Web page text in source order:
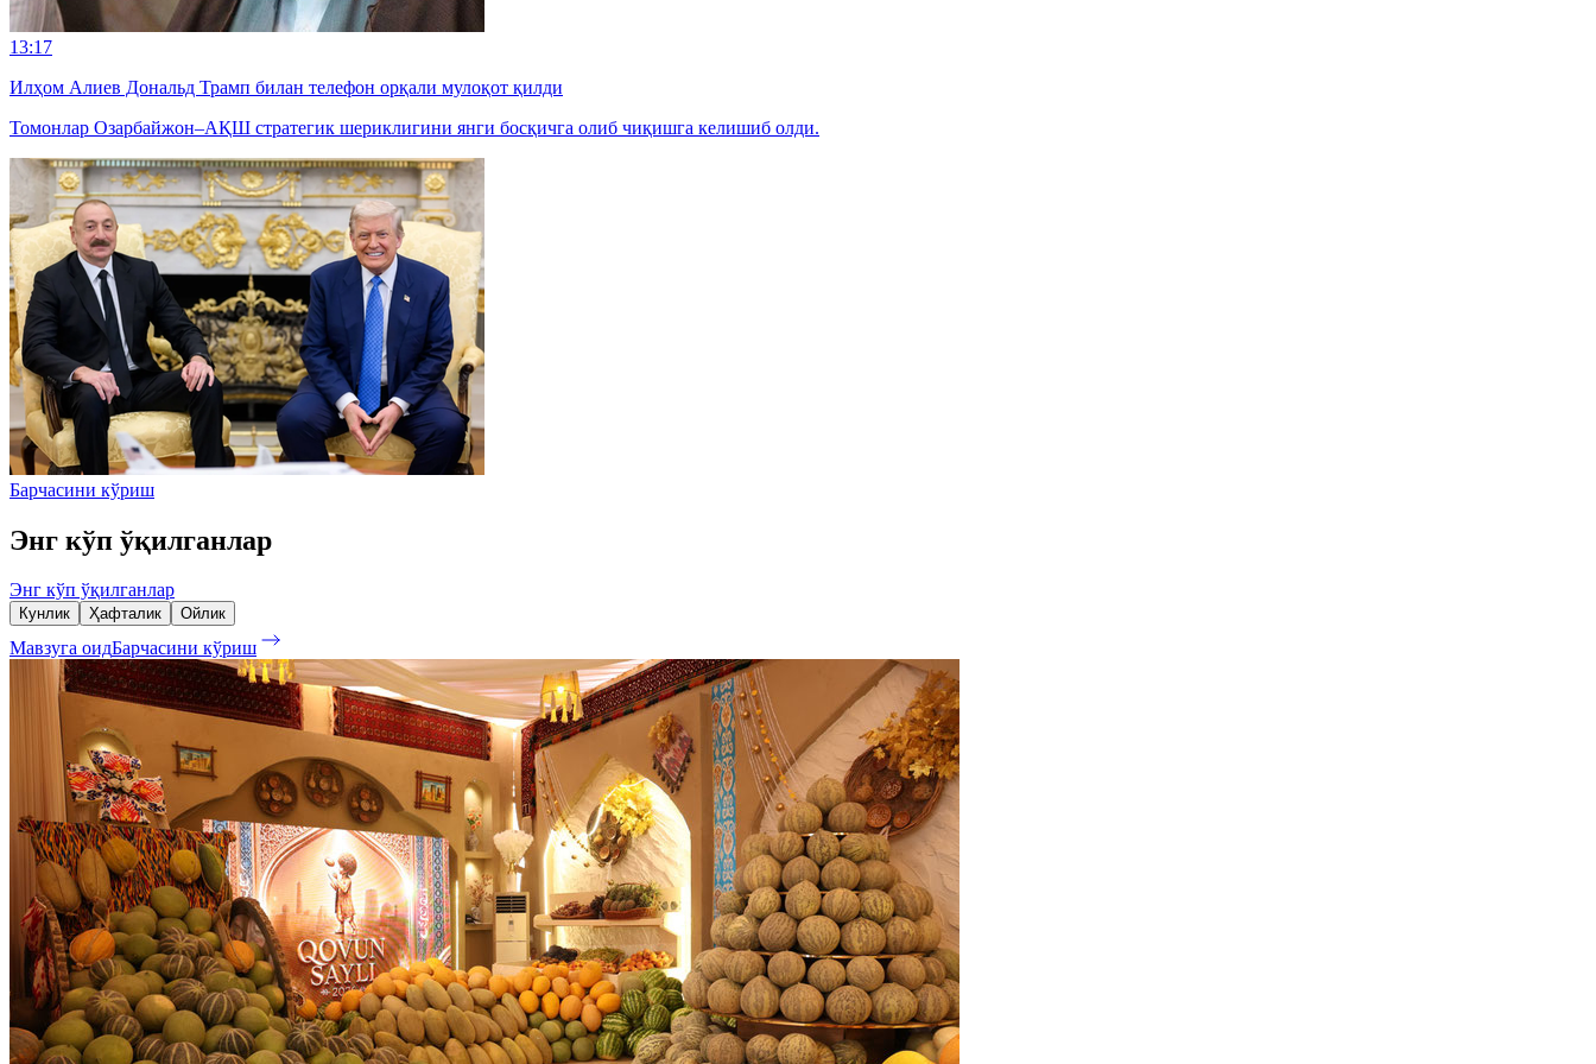
13:17
Илҳом Алиев Дональд Трамп билан телефон орқали мулоқот қилди
Томонлар Озарбайжон–АҚШ стратегик шериклигини янги босқичга олиб чиқишга келишиб олди.
Барчасини кўриш
Энг кўп ўқилганлар
Энг кўп ўқилганлар
Кунлик Ҳафталик Ойлик
Мавзуга оидБарчасини кўриш